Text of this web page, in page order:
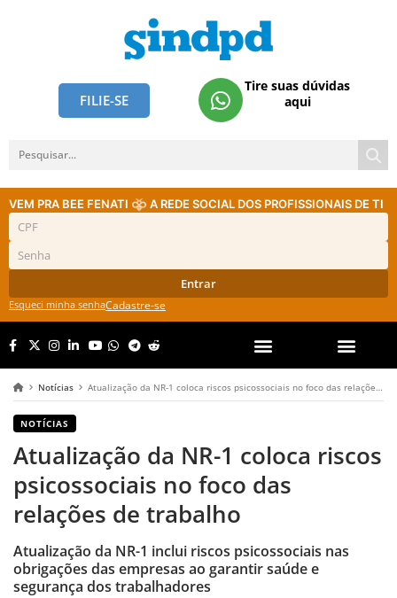
FILIE-SE
Tire suas dúvidas
aqui
VEM PRA BEE FENATI A REDE SOCIAL DOS PROFISSIONAIS DE TI
Entrar
Esqueci minha senhaCadastre-se
Notícias Atualização da NR-1 coloca riscos psicossociais no foco das relações de trabalho
NOTÍCIAS
Atualização da NR-1 coloca riscos
psicossociais no foco das
relações de trabalho
Atualização da NR-1 inclui riscos psicossociais nas
obrigações das empresas ao garantir saúde e
segurança dos trabalhadores